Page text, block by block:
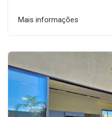
Mais informações